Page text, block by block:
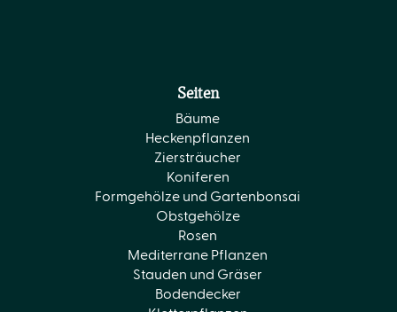
Seiten
Bäume
Heckenpflanzen
Ziersträucher
Koniferen
Formgehölze und Gartenbonsai
Obstgehölze
Rosen
Mediterrane Pflanzen
Stauden und Gräser
Bodendecker